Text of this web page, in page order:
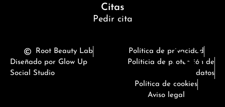
Citas
Pedir cita
Root Beauty Lab
Diseñado por Glow Up
Social Studio
Política de privacidad
Políticia de protección de
datos
Política de cookies
Aviso legal